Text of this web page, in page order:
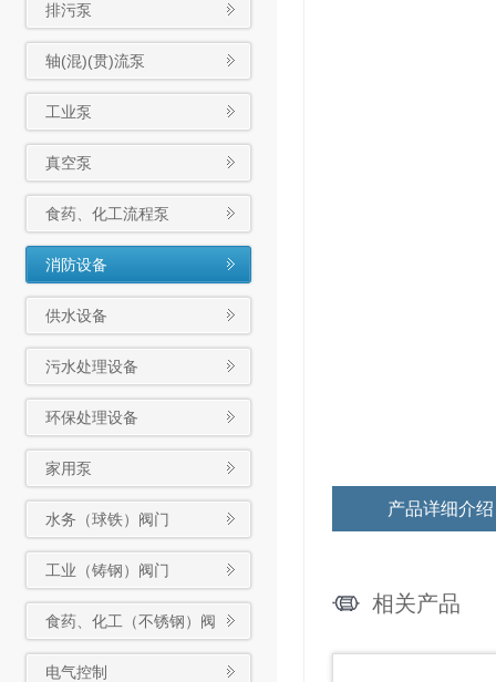
排污泵
轴(混)(贯)流泵
工业泵
真空泵
食药、化工流程泵
消防设备
供水设备
污水处理设备
环保处理设备
家用泵
水务（球铁）阀门
工业（铸钢）阀门
食药、化工（不锈钢）阀
门
电气控制
产品详细介绍
相关产品